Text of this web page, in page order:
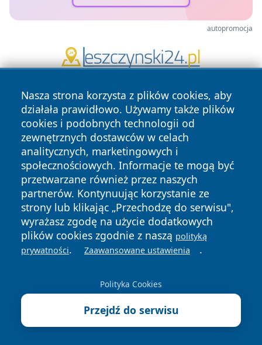
autopromocja
Nasza strona korzysta z plików cookies, aby
działała prawidłowo. Używamy także plików
cookies i podobnych technologii od
zewnętrznych dostawców w celach
analitycznych, marketingowych i
społecznościowych. Informacje te mogą być
przetwarzane również przez naszych
partnerów. Kontynuując korzystanie ze
strony lub klikając „Przechodzę do serwisu",
wyrażasz zgodę na użycie dodatkowych
plików cookies zgodnie z naszą polityką
prywatności. Zaawansowane ustawienia .
Polityka Cookies
Przejdź do serwisu
Copyright © 2026 echobialystok.pl Wszystkie prawa
zastrzeżone.
News Autorzy
Polityka
Prywatności
Polityka
Cookies